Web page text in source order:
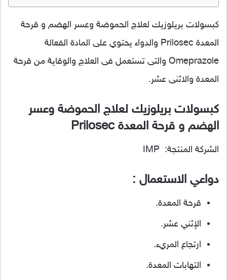
كبسولات بريلوزيك لعلاج الحموضة وعسر الهضم و قرحة
المعدة Prilosec والدواء يحتوي على المادة الفعالة
Omeprazole والتى تستعمل فى العلاج والوقاية من قرحة
المعدة والاثنى عشر.
كبسولات بريلوزيك لعلاج الحموضة وعسر
الهضم و قرحة المعدة Prilosec
الشركة المنتجة: IMP
دواعي الاستعمال :
قرحة المعدة.
الإثني عشر.
ارتجاع المريء.
التهابات المعدة.